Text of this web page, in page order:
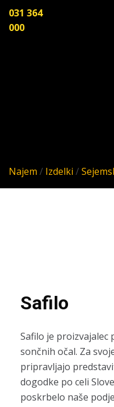
031 364
000
Najem / Izdelki /
Safilo
Safilo je
sončnih očal. Za
pripravljajo
dogodke po celi
poskrbelo naše